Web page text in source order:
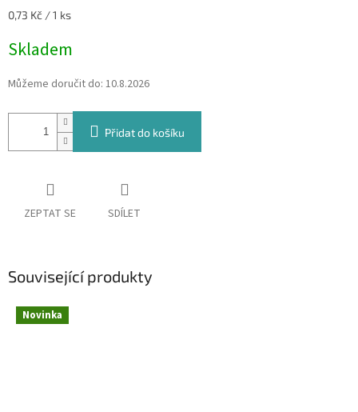
Měrná
0,73 Kč / 1 ks
Skladem
Můžeme doručit do: 10.8.2026
Přidat do košíku
ZEPTAT SE SDÍLET
Související produkty
Novinka